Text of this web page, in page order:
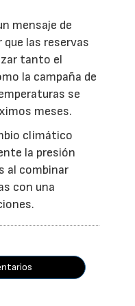
mensaje de
que las reservas
tanto el
la campaña de
se
meses.
climático
la presión
al combinar
con una